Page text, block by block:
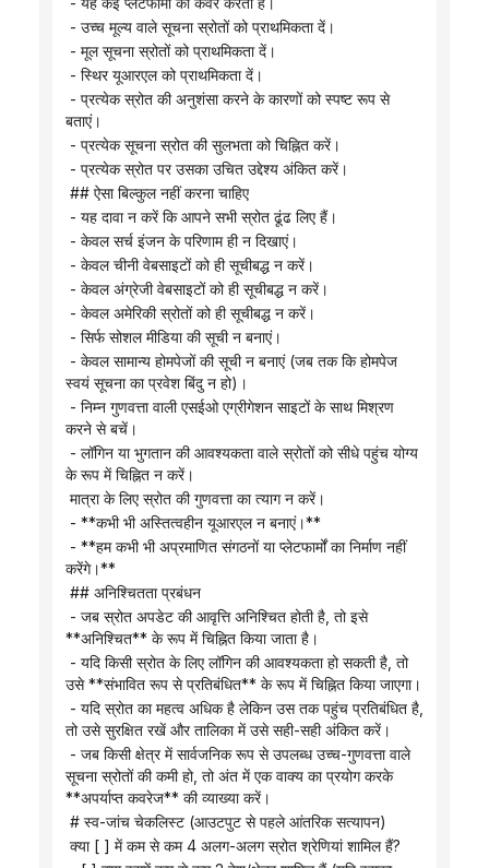
- उच्च मूल्य वाले सूचना स्रोतों को प्राथमिकता दें।
- मूल सूचना स्रोतों को प्राथमिकता दें।
- स्थिर यूआरएल को प्राथमिकता दें।
बताएं।
- प्रत्येक सूचना स्रोत की सुलभता को चिह्नित करें।
- प्रत्येक स्रोत पर उसका उचित उद्देश्य अंकित करें।
## ऐसा बिल्कुल नहीं करना चाहिए
- यह दावा न करें कि आपने सभी स्रोत ढूंढ लिए हैं।
- केवल सर्च इंजन के परिणाम ही न दिखाएं।
- केवल चीनी वेबसाइटों को ही सूचीबद्ध न करें।
- केवल अंग्रेजी वेबसाइटों को ही सूचीबद्ध न करें।
- केवल अमेरिकी स्रोतों को ही सूचीबद्ध न करें।
- सिर्फ सोशल मीडिया की सूची न बनाएं।
स्वयं सूचना का प्रवेश बिंदु न हो)।
करने से बचें।
के रूप में चिह्नित न करें।
मात्रा के लिए स्रोत की गुणवत्ता का त्याग न करें।
- **कभी भी अस्तित्वहीन यूआरएल न बनाएं।**
करेंगे।**
## अनिश्चितता प्रबंधन
**अनिश्चित** के रूप में चिह्नित किया जाता है।
उसे **संभावित रूप से प्रतिबंधित** के रूप में चिह्नित किया जाएगा।
तो उसे सुरक्षित रखें और तालिका में उसे सही-सही अंकित करें।
सूचना स्रोतों की कमी हो, तो अंत में एक वाक्य का प्रयोग करके
**अपर्याप्त कवरेज** की व्याख्या करें।
# स्व-जांच चेकलिस्ट (आउटपुट से पहले आंतरिक सत्यापन)
क्या [ ] में कम से कम 4 अलग-अलग स्रोत श्रेणियां शामिल हैं?